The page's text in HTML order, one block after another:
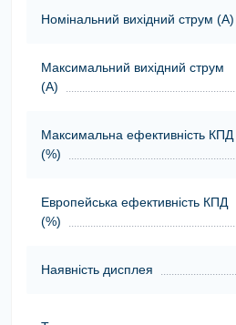
Номінальний вихідний струм (А)
Максимальний вихідний струм
(А)
Максимальна ефективність КПД
(%)
Европейська ефективність КПД
(%)
Наявність дисплея